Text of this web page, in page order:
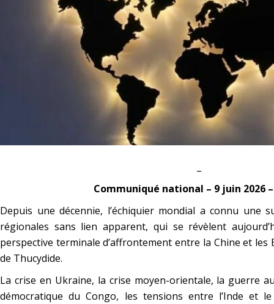
Communiqué national – 9 juin 2026
Depuis une décennie, l’échiquier mondial a connu une
régionales sans lien apparent, qui se révèlent
perspective terminale d’affrontement entre la Chine et les
de Thucydide.
La crise en Ukraine, la crise moyen-orientale, la guerre
démocratique du Congo, les tensions entre l’Inde et